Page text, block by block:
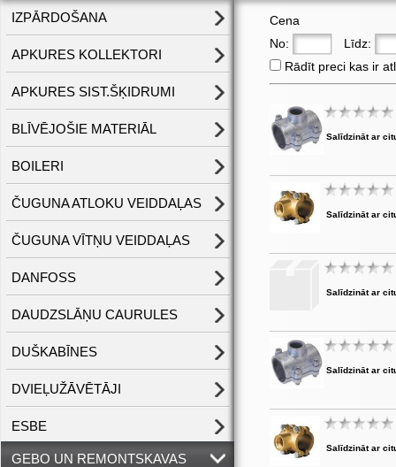
IZPĀRDOŠANA
APKURES KOLLEKTORI
APKURES SIST.ŠĶIDRUMI
BLĪVĒJOŠIE MATERIĀL
BOILERI
ČUGUNA ATLOKU VEIDDAĻAS
ČUGUNA VĪTŅU VEIDDAĻAS
DANFOSS
DAUDZSLĀŅU CAURULES
DUŠKABĪNES
DVIEĻUŽĀVĒTĀJI
ESBE
GEBO UN REMONTSKAVAS
Cena
No:
Līdz:
Rādīt preci kas ir
Salīdzināt ar
Salīdzināt ar
Salīdzināt ar
Salīdzināt ar
Salīdzināt ar